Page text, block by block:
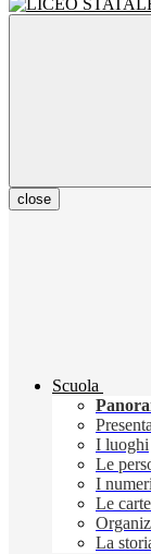
close
Scuola
I luoghi
Le
I
Le
La